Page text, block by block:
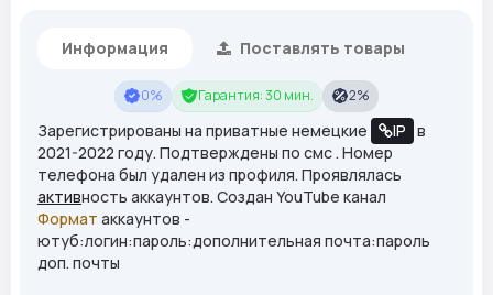
Информация Поставлять товары
0% Гарантия: 30 мин. 2%
Зарегистрированы на приватные немецкие IP в
2021-2022 году. Подтверждены по смс . Номер
телефона был удален из профиля. Проявлялась
активность аккаунтов. Создан YouTube канал
Формат аккаунтов -
ютуб:логин:пароль:дополнительная почта:пароль
доп. почты